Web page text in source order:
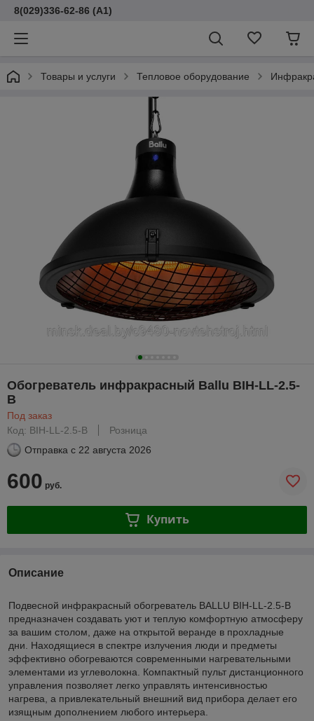
8(029)336-62-86 (A1)
Товары и услуги Тепловое оборудование
Обогреватель инфракрасный Ballu BIH-LL-2.5-
B
Под заказ
Код: BIH-LL-2.5-B
Розница
Отправка с 22 августа 2026
600 руб.
Купить
Описание
Подвесной инфракрасный обогреватель BALLU BIH-LL-2.5-B
предназначен создавать уют и теплую комфортную атмосферу
за вашим столом, даже на открытой веранде в прохладные
дни. Находящиеся в спектре излучения люди и предметы
эффективно обогреваются современными нагревательными
элементами из углеволокна. Компактный пульт дистанционного
управления позволяет легко управлять интенсивностью
нагрева, а привлекательный внешний вид прибора делает его
изящным дополнением любого интерьера.